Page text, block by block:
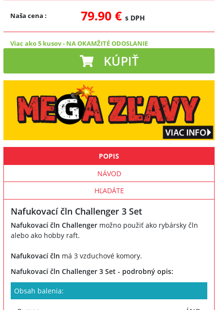
Naša cena : 79.90 € s DPH
Viac ako 5 kusov- NA OKAMŽITÉ ODOSLANIE
KÚPIŤ
POPIS
NÁVOD
HĽADÁTE
Nafukovací čln Challenger 3 Set
Nafukovací čln Challenger možno použiť ako rybársky čln
alebo ako hobby raft.
Nafukovací čln má 3 vzduchové komory.
Nafukovací čln Challenger 3 Set - podrobný opis:
Obsah balenia: